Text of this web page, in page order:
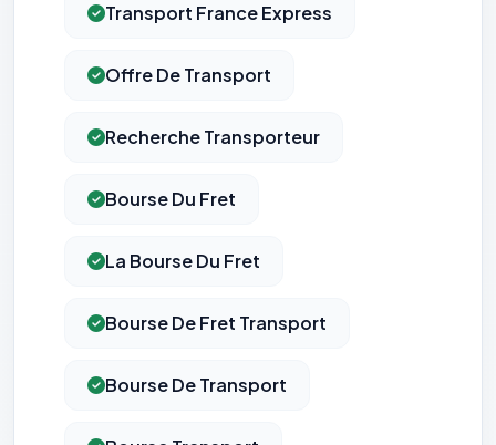
Transport France Express
Offre De Transport
Recherche Transporteur
Bourse Du Fret
La Bourse Du Fret
Bourse De Fret Transport
Bourse De Transport